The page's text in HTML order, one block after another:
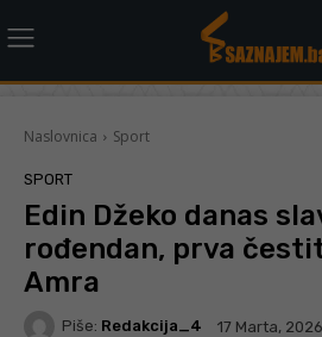
Naslovnica Sport
SPORT
Edin Džeko danas
rođendan, prva
Amra
Piše: Redakcija_4 17 Marta, 2026